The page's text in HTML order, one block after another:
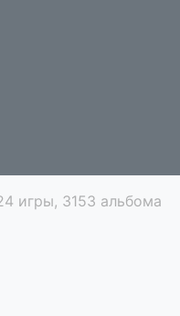
игры, 3153 альбома